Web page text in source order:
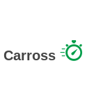
Carross